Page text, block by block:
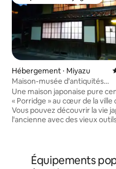
Hébergement ⋅ Miyazu
Maison-musée d'antiquités
traditionnelle centenaire
Une maison japonaise pure
« Porridge » au cœur de la ville
Vous pouvez découvrir la vie
l'ancienne avec des vieux
du sanctuaire de Wagiomiya, la
célébration du sanctuaire
Équipements